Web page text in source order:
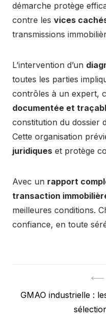
démarche protège
contre les vices
transmissions
L’intervention d’un
toutes les parties
contrôles à un expert,
documentée et
constitution du dossier
Cette organisation
juridiques et protège
Avec un rapport
transaction
meilleures conditions.
confiance, en toute
de
Previous
GMAO industrielle :